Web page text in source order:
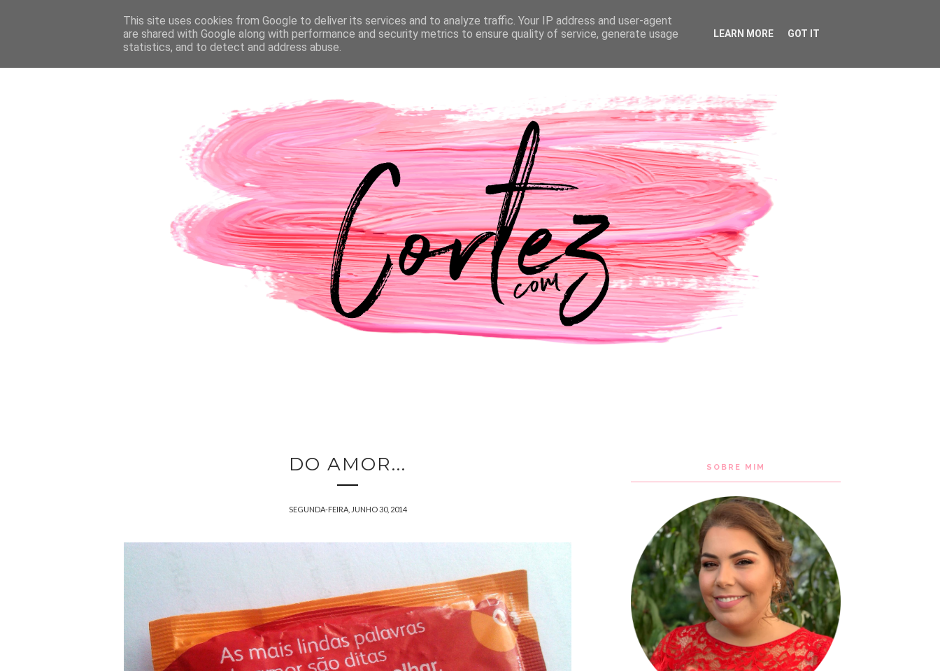
PÁGINA INICIAL SOBRE A AUTORA CONTACTOS PASSATEMPOS CASAMENTO
DO AMOR...
SEGUNDA-FEIRA, JUNHO 30, 2014
SOBRE MIM
This site uses cookies from Google to deliver its services and to analyze traffic. Your IP address and user-agent
are shared with Google along with performance and security metrics to ensure quality of service, generate usage
statistics, and to detect and address abuse.
LEARN MORE GOT IT